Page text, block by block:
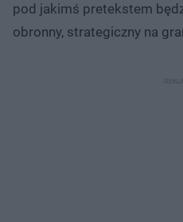
pod jakimś pretekstem
obronny, strategiczny na